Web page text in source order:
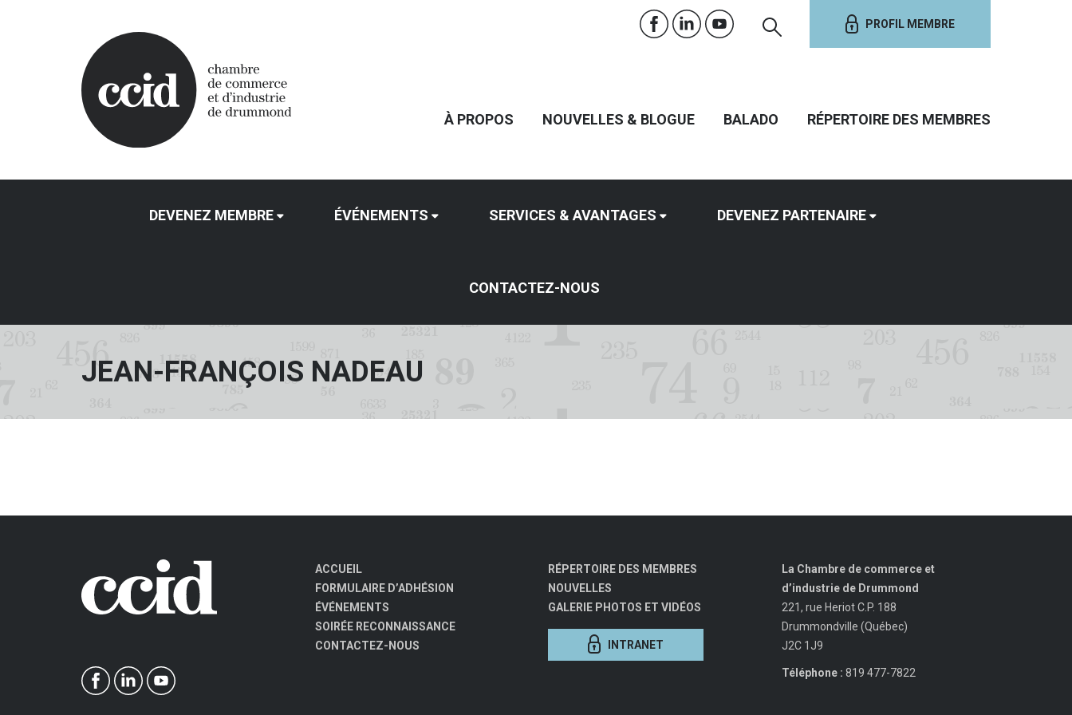
PROFIL MEMBRE
À PROPOS NOUVELLES & BLOGUE BALADO RÉPERTOIRE DES MEMBRES
DEVENEZ MEMBRE ÉVÉNEMENTS SERVICES & AVANTAGES DEVENEZ PARTENAIRE
CONTACTEZ-NOUS
JEAN-FRANÇOIS NADEAU
ACCUEIL
FORMULAIRE D’ADHÉSION
ÉVÉNEMENTS
SOIRÉE RECONNAISSANCE
CONTACTEZ-NOUS
RÉPERTOIRE DES MEMBRES
NOUVELLES
GALERIE PHOTOS ET VIDÉOS
INTRANET
La Chambre de commerce et
d’industrie de Drummond
221, rue Heriot C.P. 188
Drummondville (Québec)
J2C 1J9
Téléphone : 819 477-7822